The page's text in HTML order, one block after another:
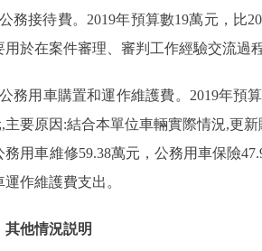
接待費。2019年預算數19萬元，比
用於在案件審理、審判工作經驗交流過
用車購置和運作維護費。2019年預算
,主要原因:結合本單位車輛實際情況,更
務用車維修59.38萬元，公務用車保險
作維護費支出。
其他情況説明